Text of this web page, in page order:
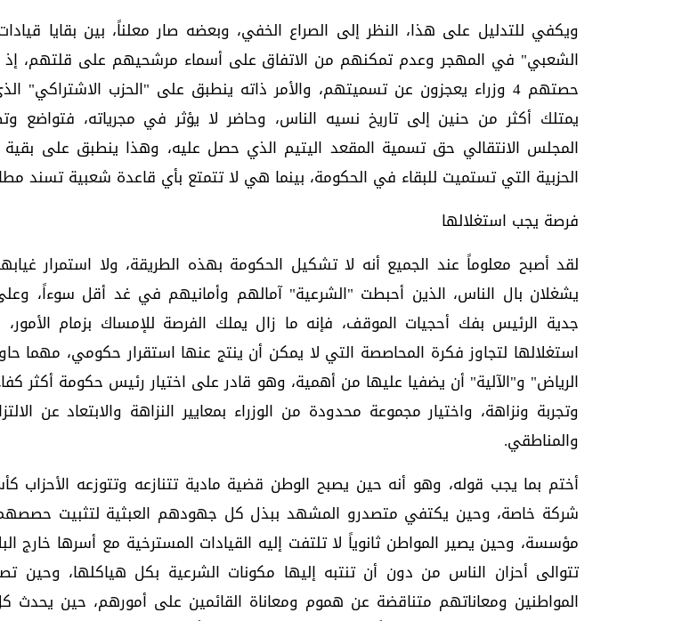
ويكفي للتدليل على هذا، النظر إلى الصراع الخفي، وبعضه صار معلناً، بين بقايا
الشعبي" في المهجر وعدم تمكنهم من الاتفاق على أسماء مرشحيهم على قلتهم، إذ
حصتهم 4 وزراء يعجزون عن تسميتهم، والأمر ذاته ينطبق على "الحزب الاشتراكي"
يمتلك أكثر من حنين إلى تاريخ نسيه الناس، وحاضر لا يؤثر في مجرياته، فتواضع
المجلس الانتقالي حق تسمية المقعد اليتيم الذي حصل عليه، وهذا ينطبق على بقية
الحزبية التي تستميت للبقاء في الحكومة، بينما هي لا تتمتع بأي قاعدة شعبية تسند
فرصة يجب استغلالها
لقد أصبح معلوماً عند الجميع أنه لا تشكيل الحكومة بهذه الطريقة، ولا استمرار
يشغلان بال الناس، الذين أحبطت "الشرعية" آمالهم وأمانيهم في غد أقل سوءاً،
جدية الرئيس بفك أحجيات الموقف، فإنه ما زال يملك الفرصة للإمساك بزمام
استغلالها لتجاوز فكرة المحاصصة التي لا يمكن أن ينتج عنها استقرار حكومي، مهما
الرياض" و"الآلية" أن يضفيا عليها من أهمية، وهو قادر على اختيار رئيس حكومة أكثر
وتجربة ونزاهة، واختيار مجموعة محدودة من الوزراء بمعايير النزاهة والابتعاد عن
والمناطقي.
أختم بما يجب قوله، وهو أنه حين يصبح الوطن قضية مادية تتنازعه وتتوزعه
شركة خاصة، وحين يكتفي متصدرو المشهد ببذل كل جهودهم العبثية لتثبيت
مؤسسة، وحين يصير المواطن ثانوياً لا تلتفت إليه القيادات المسترخية مع أسرها خارج
تتوالى أحزان الناس من دون أن تنتبه إليها مكونات الشرعية بكل هياكلها، وحين
المواطنين ومعاناتهم متناقضة عن هموم ومعاناة القائمين على أمورهم، حين يحدث